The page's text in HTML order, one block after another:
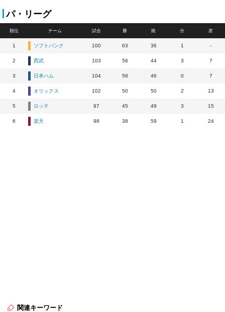
パ・リーグ
順位 チーム 試合 勝 敗 分 差
1 ソフトバンク 100 63 36 1 -
2 西武 103 56 44 3 7
3 日本ハム 104 58 46 0 7
4 オリックス 102 50 50 2 13
5 ロッテ 97 45 49 3 15
6 楽天 98 38 59 1 24
関連キーワード